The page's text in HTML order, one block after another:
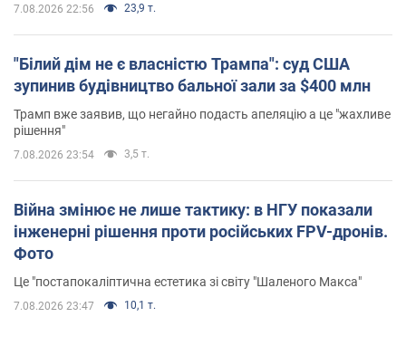
7.08.2026 22:56 23,9 т.
"Білий дім не є власністю Трампа": суд США
зупинив будівництво бальної зали за $400 млн
Трамп вже заявив, що негайно подасть апеляцію а це "жахливе
рішення"
7.08.2026 23:54 3,5 т.
Війна змінює не лише тактику: в НГУ показали
інженерні рішення проти російських FPV-дронів.
Фото
Це "постапокаліптична естетика зі світу "Шаленого Макса"
7.08.2026 23:47 10,1 т.